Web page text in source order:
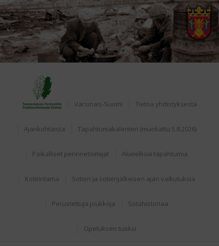
Varsinais-Suomi Tietoa yhdistyksestä
Ajankohtaista Tapahtumakalenteri (muokattu 5.8.2026)
Paikalliset perinnetoimijat Alueellisia tapahtumia
Kotirintama Sotien ja sotienjälkeisen ajan vaikutuksia
Perustettuja joukkoja Sotahistoriaa
Opetuksen tueksi